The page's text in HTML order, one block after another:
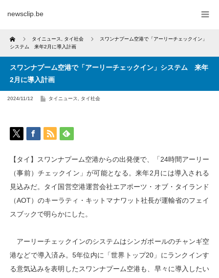
newsclip.be
Home タイニュース タイ社会
スワンナプーム空港で「アーリーチェックイン」
システム 来年2月に導入計画
スワンナプーム空港で「アーリーチェックイン」システム 来年
2月に導入計画
2024/11/12 タイニュース タイ社会
【タイ】スワンナプーム空港からの出発便で、「24時間アーリー
（事前）チェックイン」が可能となる。来年2月には導入される
見込みだ。タイ国営空港運営会社エアポーツ・オブ・タイランド
（AOT）のキーラティ・キットマナワット社長が運輸省のフェイ
スブックで明らかにした。
アーリーチェックインのシステムはシンガポールのチャンギ空
港などで導入済み。5年位内に「世界トップ20」にランクインす
る意気込みを表明したスワンナプーム空港も、早々に導入したい